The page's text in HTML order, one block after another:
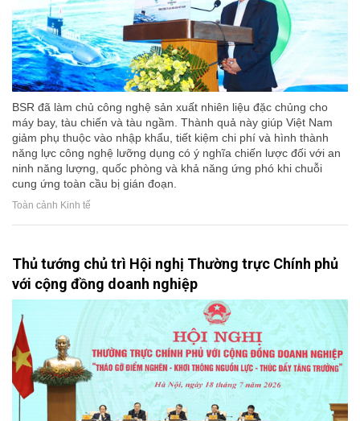
BSR đã làm chủ công nghệ sản xuất nhiên liệu đặc chủng cho
máy bay, tàu chiến và tàu ngầm. Thành quả này giúp Việt Nam
giảm phụ thuộc vào nhập khẩu, tiết kiệm chi phí và hình thành
năng lực công nghệ lưỡng dụng có ý nghĩa chiến lược đối với an
ninh năng lượng, quốc phòng và khả năng ứng phó khi chuỗi
cung ứng toàn cầu bị gián đoạn.
Toàn cảnh Kinh tế
Thủ tướng chủ trì Hội nghị Thường trực Chính phủ
với cộng đồng doanh nghiệp